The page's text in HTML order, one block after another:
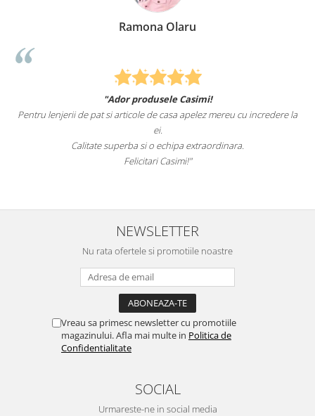
Ramona Olaru
"Ador produsele Casimi!
Pentru lenjerii de pat si articole de casa apelez mereu cu incredere la
ei.
Calitate superba si o echipa extraordinara.
Felicitari Casimi!"
NEWSLETTER
Nu rata ofertele si promotiile noastre
Vreau sa primesc newsletter cu promotiile
magazinului. Afla mai multe in Politica de
Confidentialitate
SOCIAL
Urmareste-ne in social media